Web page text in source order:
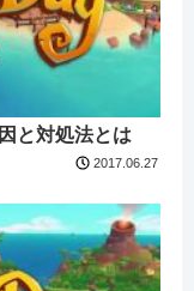
と対処法とは
2017.06.27